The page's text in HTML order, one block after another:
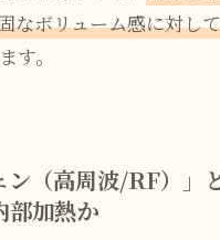
なボリューム感に対し
す。
ン（高周波/RF）」
部加熱か